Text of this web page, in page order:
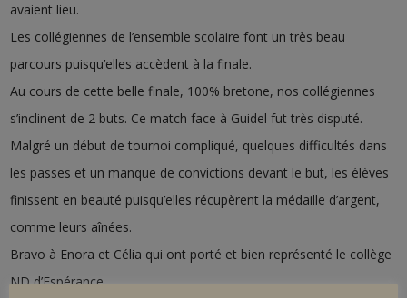
avaient lieu.
Les collégiennes de l’ensemble scolaire font un très beau
parcours puisqu’elles accèdent à la finale.
Au cours de cette belle finale, 100% bretone, nos collégiennes
s’inclinent de 2 buts. Ce match face à Guidel fut très disputé.
Malgré un début de tournoi compliqué, quelques difficultés dans
les passes et un manque de convictions devant le but, les élèves
finissent en beauté puisqu’elles récupèrent la médaille d’argent,
comme leurs aînées.
Bravo à Enora et Célia qui ont porté et bien représenté le collège
ND d’Espérance.